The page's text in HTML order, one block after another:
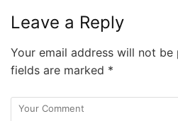
Leave a Reply
Your email address will not be
fields are marked *